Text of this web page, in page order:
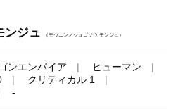
ンジュ （モウエンノシュゴソウ モンジュ）
ンエンパイア
ヒューマン
クリティカル 1
-